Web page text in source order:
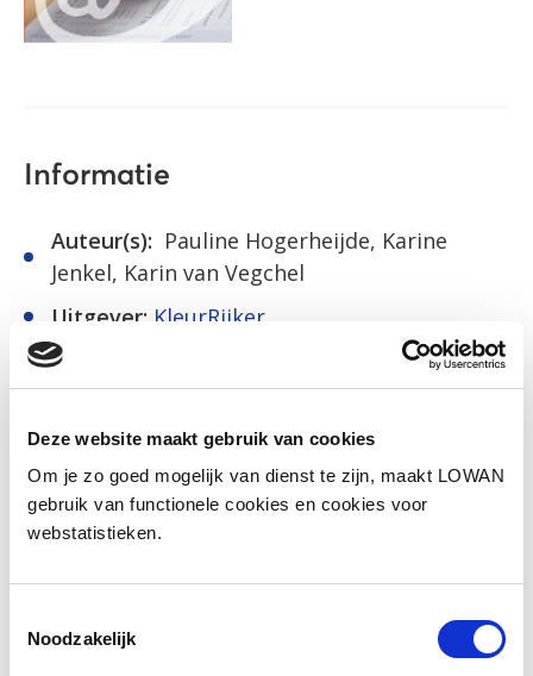
Deze website maakt gebruik van cookies
Om je zo goed mogelijk van dienst te zijn, maakt LOWAN
gebruik van functionele cookies en cookies voor
webstatistieken.
Noodzakelijk
Informatie
Auteur(s): Pauline Hogerheijde, Karine
Jenkel, Karin van Vegchel
Uitgever: KleurRijker
Jaar van uitgave:
Deel deze pagina
FacebookLinkedIn